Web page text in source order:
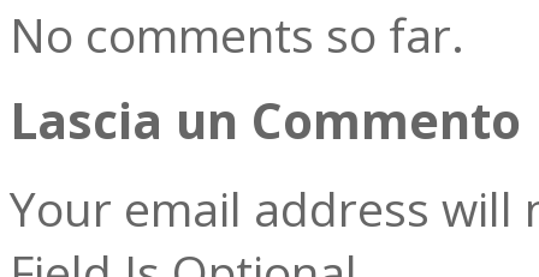
No comments so far.
Lascia un Commento
Your email address will